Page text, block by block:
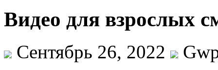
Видео для взрослых
Сентябрь 26, 2022